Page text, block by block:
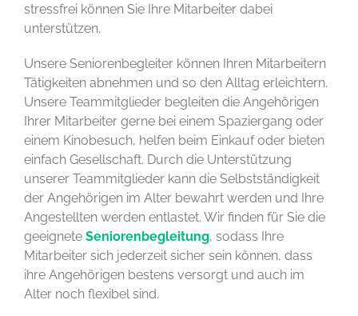
stressfrei können Sie Ihre Mitarbeiter dabei
unterstützen.
Unsere Seniorenbegleiter können Ihren Mitarbeitern
Tätigkeiten abnehmen und so den Alltag erleichtern.
Unsere Teammitglieder begleiten die Angehörigen
Ihrer Mitarbeiter gerne bei einem Spaziergang oder
einem Kinobesuch, helfen beim Einkauf oder bieten
einfach Gesellschaft. Durch die Unterstützung
unserer Teammitglieder kann die Selbstständigkeit
der Angehörigen im Alter bewahrt werden und Ihre
Angestellten werden entlastet. Wir finden für Sie die
geeignete Seniorenbegleitung, sodass Ihre
Mitarbeiter sich jederzeit sicher sein können, dass
ihre Angehörigen bestens versorgt und auch im
Alter noch flexibel sind.